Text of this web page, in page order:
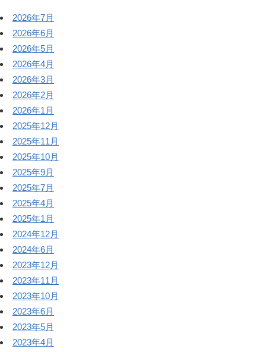
2026年7月
2026年6月
2026年5月
2026年4月
2026年3月
2026年2月
2026年1月
2025年12月
2025年11月
2025年10月
2025年9月
2025年7月
2025年4月
2025年1月
2024年12月
2024年6月
2023年12月
2023年11月
2023年10月
2023年6月
2023年5月
2023年4月